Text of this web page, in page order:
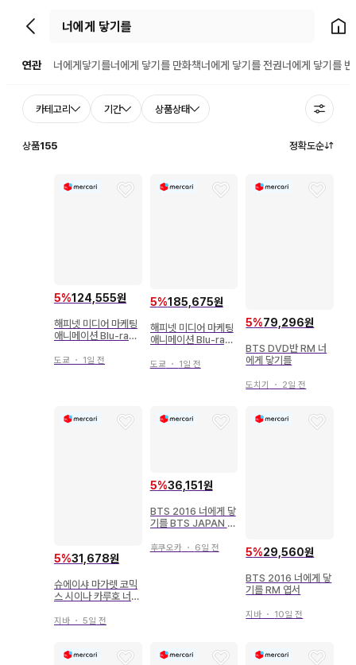
뒤로가기 홈으
연관 너에게닿기를너에게 닿기를 만화책너에게 닿기를 전권너에게 닿기를 번
카테고리 기간 상품상태
상품155 정확도순
5%124,555원
해피넷 미디어 마케팅
애니메이션 Blu-ray
큐어 기다렸지! 너에게
도쿄 ・ 1일 전
5%185,675원
해피넷 미디어 마케팅
애니메이션 Blu-ray
큐어 기다렸지! 너에게
도쿄 ・ 1일 전
5%79,296원
BTS DVD반 RM 너
에게 닿기를
도치기 ・ 2일 전
5%31,678원
슈에이샤 마가렛 코믹
스 시이나 카루호 너에
지바 ・ 5일 전
5%36,151원
BTS 2016 너에게 닿
기를 BTS JAPAN O
NG VOL.3 SCRAP
후쿠오카・ 6일 전 5%29,560원
BTS 2016 너에게 닿
기를 RM 엽서
지바 ・ 10일 전